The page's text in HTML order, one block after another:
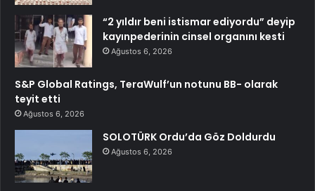
“2 yıldır beni istismar ediyordu” deyip
kayınpederinin cinsel organını kesti
Ağustos 6, 2026
S&P Global Ratings, TeraWulf’un notunu BB- olarak
teyit etti
Ağustos 6, 2026
SOLOTÜRK Ordu’da Göz Doldurdu
Ağustos 6, 2026